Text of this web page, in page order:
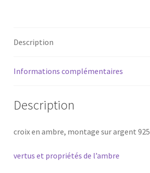
Description
Informations complémentaires
Description
croix en ambre, montage sur argent 925
vertus et propriétés de l’ambre